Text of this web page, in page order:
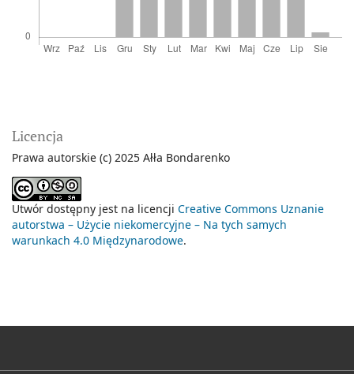
Licencja
Prawa autorskie (c) 2025 Ałła Bondarenko
Utwór dostępny jest na licencji Creative Commons Uznanie
autorstwa – Użycie niekomercyjne – Na tych samych
warunkach 4.0 Międzynarodowe.